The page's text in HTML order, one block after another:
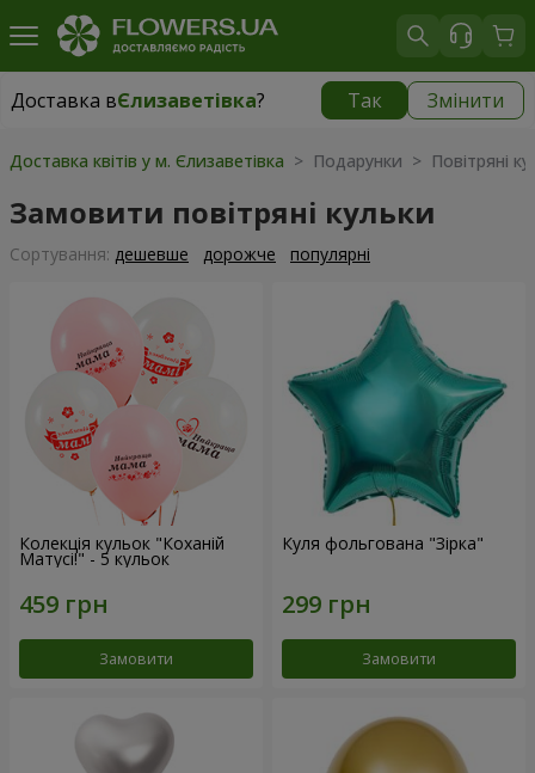
Доставка вЄлизаветівка? Так Змінити
Доставка вЄлизаветівка| безкоштовно
Доставка квітів у м. Єлизаветівка > Подарунки > Повітряні
Замовити повітряні кульки
Сортування: дешевше дорожче популярні
Колекція кульок "Коханій
Матусі!" - 5 кульок
Замовити
Куля фольгована "Зірка"
Замовити